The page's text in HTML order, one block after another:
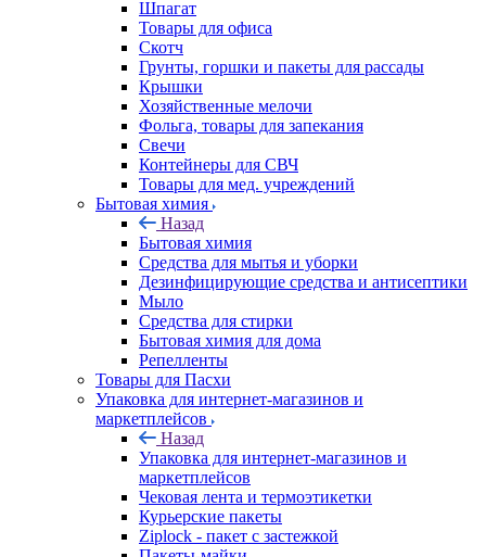
Шпагат
Товары для офиса
Скотч
Грунты, горшки и пакеты для рассады
Крышки
Хозяйственные мелочи
Фольга, товары для запекания
Свечи
Контейнеры для СВЧ
Товары для мед. учреждений
Бытовая химия
Назад
Бытовая химия
Средства для мытья и уборки
Дезинфицирующие средства и антисептики
Мыло
Средства для стирки
Бытовая химия для дома
Репелленты
Товары для Пасхи
Упаковка для интернет-магазинов и
маркетплейсов
Назад
Упаковка для интернет-магазинов и
маркетплейсов
Чековая лента и термоэтикетки
Курьерские пакеты
Ziplock - пакет с застежкой